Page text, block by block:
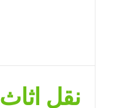
نقل اثاث